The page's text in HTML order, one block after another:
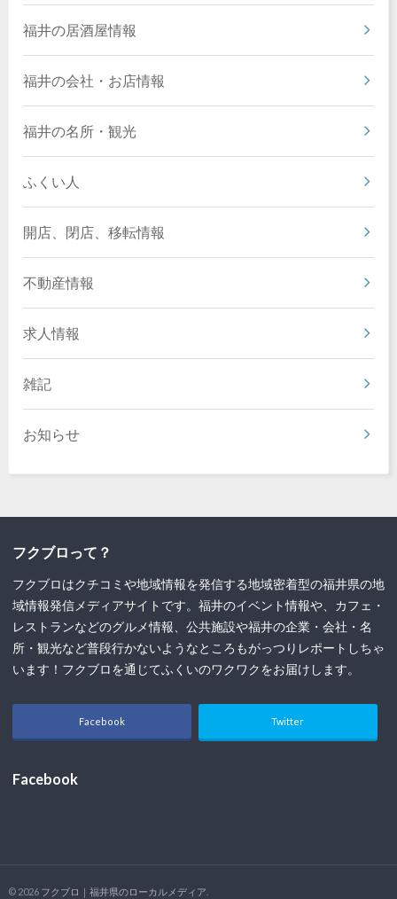
福井の居酒屋情報
福井の会社・お店情報
福井の名所・観光
ふくい人
開店、閉店、移転情報
不動産情報
求人情報
雑記
お知らせ
フクブロって？
フクブロはクチコミや地域情報を発信する地域密着型の福井県の地
域情報発信メディアサイトです。福井のイベント情報や、カフェ・
レストランなどのグルメ情報、公共施設や福井の企業・会社・名
所・観光など普段行かないようなところもがっつりレポートしちゃ
います！フクブロを通じてふくいのワクワクをお届けします。
Facebook Twitter
Facebook
© 2026 フクブロ｜福井県のローカルメディア